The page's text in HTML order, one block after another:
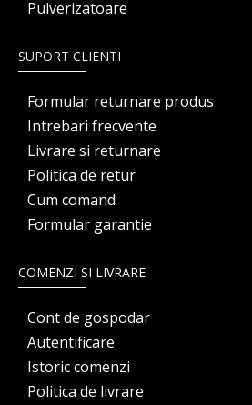
Pulverizatoare
SUPORT CLIENTI
Formular returnare produs
Intrebari frecvente
Livrare si returnare
Politica de retur
Cum comand
Formular garantie
COMENZI SI LIVRARE
Cont de gospodar
Autentificare
Istoric comenzi
Politica de livrare